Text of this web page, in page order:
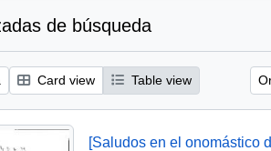
de búsqueda
Card view Table view
[Saludos en el onomástico